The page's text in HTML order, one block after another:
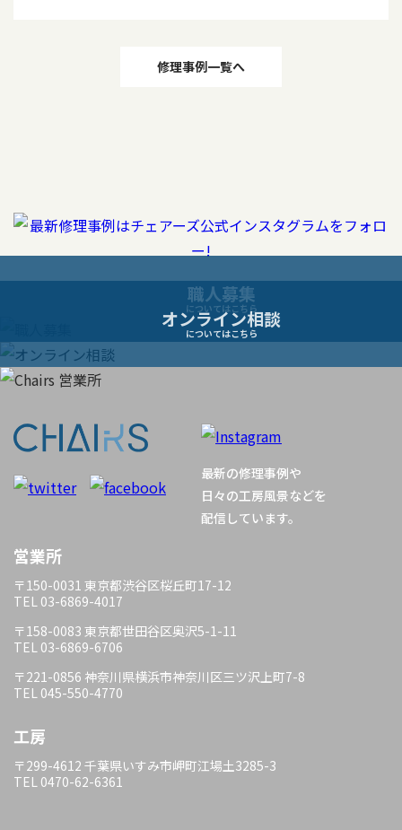
ゲ
ー
シ
ョ
ン
修理事例一覧へ
職人募集
についてはこちら
オンライン相談
についてはこちら
最新の修理事例や
日々の工房風景などを
配信しています。
営業所
〒150-0031 東京都渋谷区桜丘町17-12
TEL 03-6869-4017
〒158-0083 東京都世田谷区奥沢5-1-11
TEL 03-6869-6706
〒221-0856 神奈川県横浜市神奈川区三ツ沢上町7-8
TEL 045-550-4770
工房
〒299-4612 千葉県いすみ市岬町江場土3285-3
TEL 0470-62-6361